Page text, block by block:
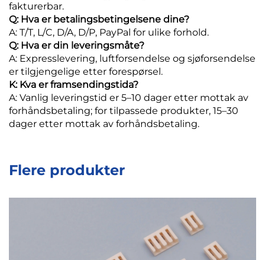
fakturerbar.
Q: Hva er betalingsbetingelsene dine?
A: T/T, L/C, D/A, D/P, PayPal for ulike forhold.
Q: Hva er din leveringsmåte?
A: Expresslevering, luftforsendelse og sjøforsendelse
er tilgjengelige etter forespørsel.
K: Kva er framsendingstida?
A: Vanlig leveringstid er 5–10 dager etter mottak av
forhåndsbetaling; for tilpassede produkter, 15–30
dager etter mottak av forhåndsbetaling.
Flere produkter